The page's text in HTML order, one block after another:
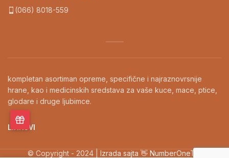
(066) 8018-559
kompletan asortiman opreme, specifične i najraznovrsnije
hrane, kao i medicinskih sredstava za vaše kuce, mace, ptice,
glodare i druge ljubimce.
LINKOVI
© Copyright - 2024 | Izrada sajta 👋 NumberOneTM